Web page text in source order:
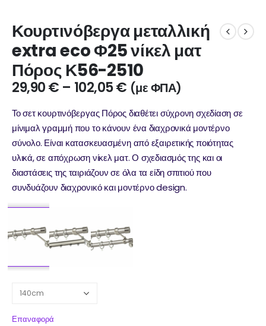
Κουρτινόβεργα μεταλλική
extra eco Φ25 νίκελ ματ
Πόρος Κ56-2510
29,90€ – 102,05€ (με ΦΠΑ)
Το σετ κουρτινόβεργας Πόρος διαθέτει σύχρονη σχεδίαση σε
μίνιμαλ γραμμή που το κάνουν ένα διαχρονικά μοντέρνο
σύνολο. Είναι κατασκευασμένη από εξαιρετικής ποιότητας
υλικά, σε απόχρωση νίκελ ματ. Ο σχεδιασμός της και οι
διαστάσεις της ταιριάζουν σε όλα τα είδη σπιτιού που
συνδυάζουν διαχρονικό και μοντέρνο design.
Επαναφορά